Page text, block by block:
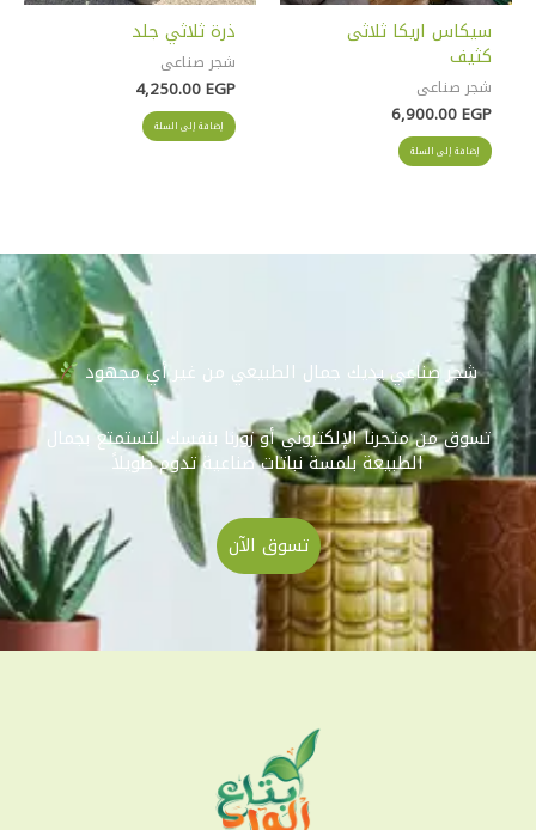
سيكاس اريكا ثلاثى
كثيف
شجر صناعى
6,900.00EGP
إضافة إلى السلة
ذرة ثلاثي جلد
شجر صناعى
4,250.00EGP
إضافة إلى السلة
شجر صناعي يديك جمال الطبيعي من غير أي مجهود
تسوق من متجرنا الإلكتروني أو زورنا بنفسك لتستمتع بجمال
الطبيعة بلمسة نباتات صناعية تدوم طويلاً
تسوق الآن